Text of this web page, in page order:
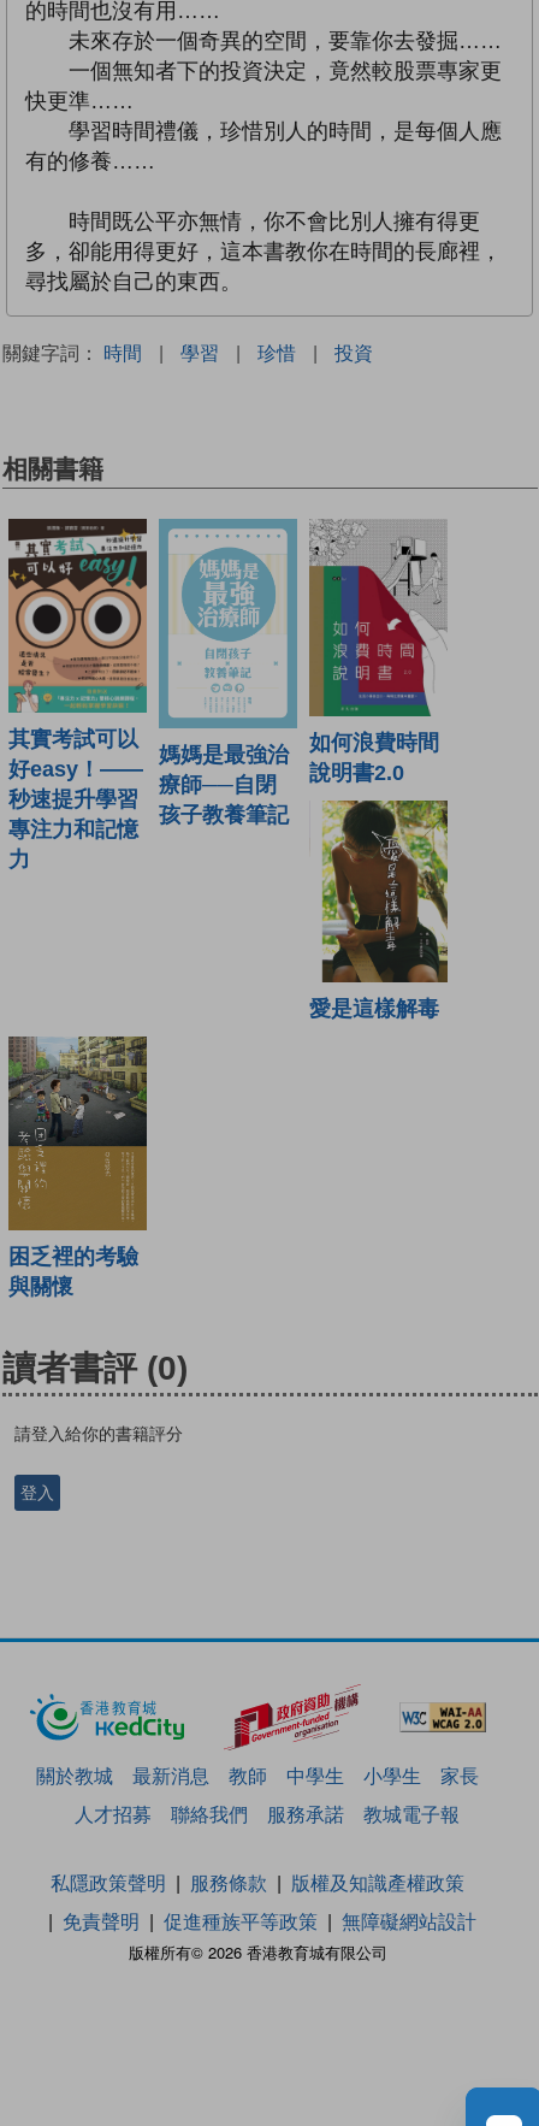
的時間也沒有用……
未來存於一個奇異的空間，要靠你去發掘……
一個無知者下的投資決定，竟然較股票專家更
快更準……
學習時間禮儀，珍惜別人的時間，是每個人應
有的修養……
時間既公平亦無情，你不會比別人擁有得更
多，卻能用得更好，這本書教你在時間的長廊裡，
尋找屬於自己的東西。
關鍵字詞： 時間 | 學習 | 珍惜 | 投資
相關書籍
其實考試可以
好easy！——
秒速提升學習
專注力和記憶
力
媽媽是最強治
療師──自閉
孩子教養筆記
如何浪費時間
說明書2.0
愛是這樣解毒
困乏裡的考驗
與關懷
讀者書評 (0)
請登入給你的書籍評分
登入
關於教城 最新消息 教師 中學生 小學生
家長
人才招募
聯絡我們 服務承諾 教城電子報
版權所有© 2026 香港教育城有限公司
私隱政策聲明 服務條款
版權及知識產權政策
免責聲明
促進種族平等政策 無障礙網站設計